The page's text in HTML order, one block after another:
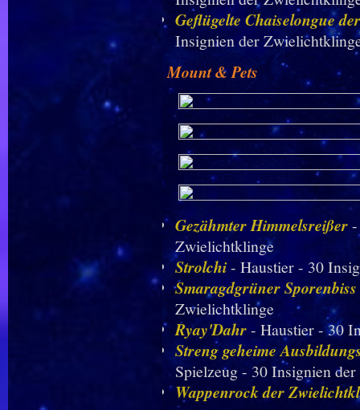
Geflügelte Chaiselongue
Insignien der
Mount & Pets
Gezähmter Himmelsreißer-
Zwielichtklinge
Strolchi- Haustier - 30
Smaragdgrüner Sporenbiss
Zwielichtklinge
Ryay'Dahr- Haustier - 30
Streng geheime
Spielzeug - 30 Insignien
Wappenrock der